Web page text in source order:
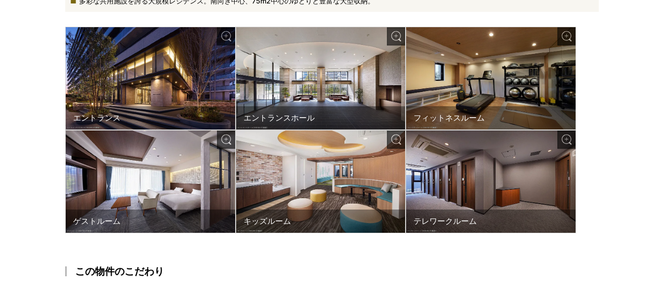
エントランス エントランスホール フィットネスルーム
ゲストルーム キッズルーム テレワークルーム
この物件のこだわり